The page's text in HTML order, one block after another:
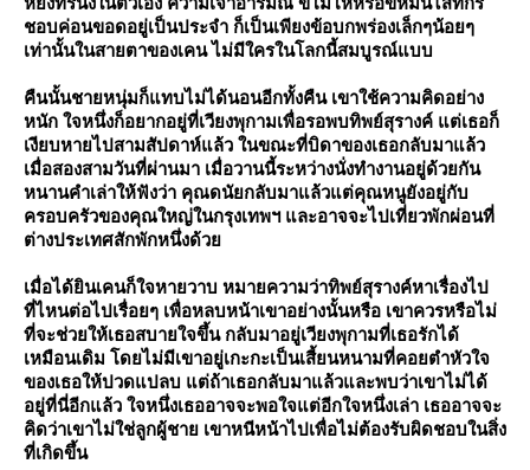
ชอบค่อนขอดอยู่เป็นประจำ ก็เป็นเพียงข้อบกพร่องเล็กๆน้อยๆ
เท่านั้นในสายตาของเคน ไม่มีใครในโลกนี้สมบูรณ์แบบ
คืนนั้นชายหนุ่มก็แทบไม่ได้นอนอีกทั้งคืน เขาใช้ความคิดอย่าง
หนัก ใจหนึ่งก็อยากอยู่ที่เวียงพุกามเพื่อรอพบทิพย์สุรางค์ แต่เธอก็
เงียบหายไปสามสัปดาห์แล้ว ในขณะที่บิดาของเธอกลับมาแล้ว
เมื่อสองสามวันที่ผ่านมา เมื่อวานนี้ระหว่างนั่งทำงานอยู่ด้วยกัน
หนานคำเล่าให้ฟังว่า คุณดนัยกลับมาแล้วแต่คุณหนูยังอยู่กับ
ครอบครัวของคุณใหญ่ในกรุงเทพฯ และอาจจะไปเที่ยวพักผ่อนที่
ต่างประเทศสักพักหนึ่งด้ว
เมื่อได้ยินเคนก็ใจหายวาบ หมายความว่าทิพย์สุรางค์หาเรื่องไป
ที่ไหนต่อไปเรื่อยๆ เพื่อหลบหน้าเขาอย่างนั้นหรือ เขาควรหรือไม่
ที่จะช่วยให้เธอสบายใจขึ้น กลับมาอยู่เวียงพุกามที่เธอรักได้
เหมือนเดิม โดยไม่มีเขาอยู่เกะกะเป็นเสี้ยนหนามที่คอยตำหัวใจ
ของเธอให้ปวดแปลบ แต่ถ้าเธอกลับมาแล้วและพบว่าเขาไม่ได้
อยู่ที่นี่อีกแล้ว ใจหนึ่งเธออาจจะพอใจแต่อีกใจหนึ่งเล่า เธออาจจะ
คิดว่าเขาไม่ใช่ลูกผู้ชาย เขาหนีหน้าไปเพื่อไม่ต้องรับผิดชอบในสิ่ง
ที่เกิดขึ้น